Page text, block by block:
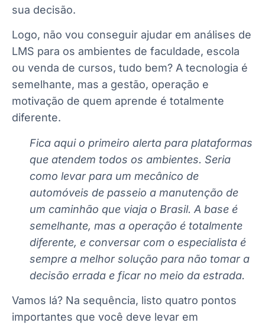
sua decisão.
Logo, não vou conseguir ajudar em análises de
LMS para os ambientes de faculdade, escola
ou venda de cursos, tudo bem? A tecnologia é
semelhante, mas a gestão, operação e
motivação de quem aprende é totalmente
diferente.
Fica aqui o primeiro alerta para plataformas
que atendem todos os ambientes. Seria
como levar para um mecânico de
automóveis de passeio a manutenção de
um caminhão que viaja o Brasil. A base é
semelhante, mas a operação é totalmente
diferente, e conversar com o especialista é
sempre a melhor solução para não tomar a
decisão errada e ficar no meio da estrada.
Vamos lá? Na sequência, listo quatro pontos
importantes que você deve levar em